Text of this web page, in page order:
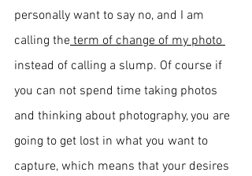
personally want to say no, and I am
calling the term of change of my photo
instead of calling a slump. Of course if
you can not spend time taking photos
and thinking about photography, you are
going to get lost in what you want to
capture, which means that your desires